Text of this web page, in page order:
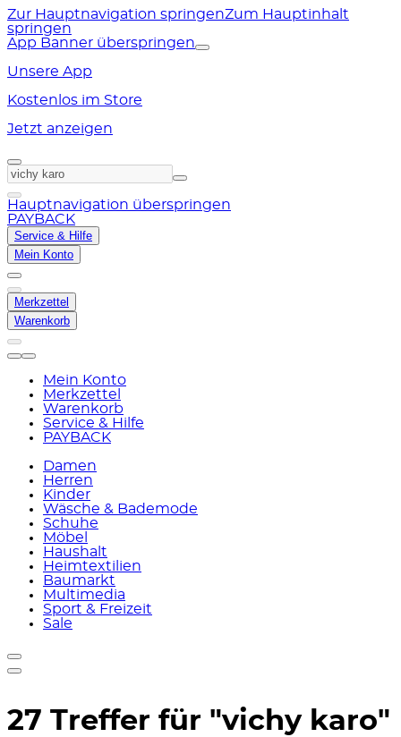
Zur Hauptnavigation springenZum Hauptinhalt
springen
App Banner überspringen
Unsere App
Kostenlos im Store
Jetzt anzeigen
Hauptnavigation überspringen
PAYBACK
Service & Hilfe
Mein Konto
Merkzettel
Warenkorb
Mein Konto
Merkzettel
Warenkorb
Service & Hilfe
PAYBACK
Damen
Herren
Kinder
Wäsche & Bademode
Schuhe
Möbel
Haushalt
Heimtextilien
Baumarkt
Multimedia
Sport & Freizeit
Sale
27 Treffer für "vichy karo"